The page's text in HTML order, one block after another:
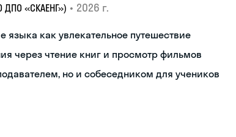
«СКАЕНГ») • 2026 г.
языка как увлекательное путешествие
через чтение книг и просмотр фильмов
но и собеседником для учеников